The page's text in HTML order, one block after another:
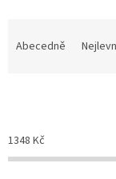
p
r
o
Abecedně
1348 Kč